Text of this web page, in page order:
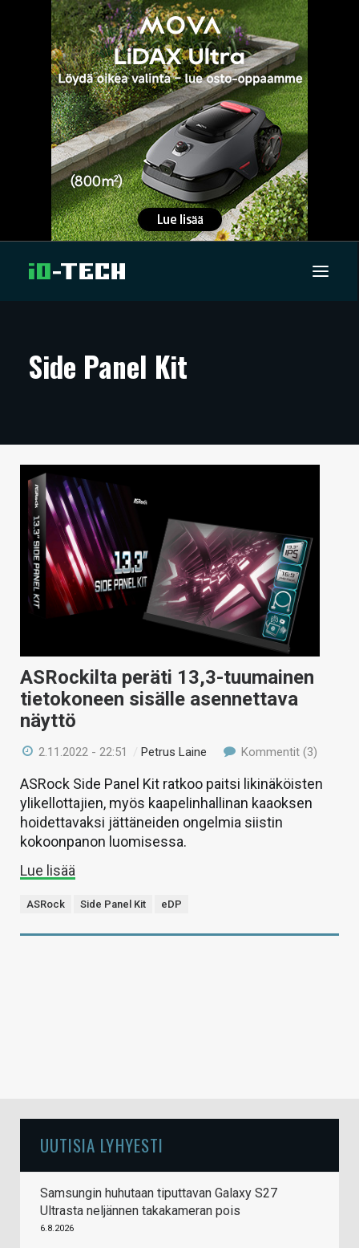
ARTIKKELIT
TECHBBS
TIETOA
HINTA.FI
KAUPPA
VAIHDA TEEMA
Side Panel Kit
ASRockilta peräti 13,3-tuumainen
tietokoneen sisälle asennettava
näyttö
2.11.2022 - 22:51 / Petrus Laine Kommentit (3)
ASRock Side Panel Kit ratkoo paitsi likinäköisten
ylikellottajien, myös kaapelinhallinan kaaoksen
hoidettavaksi jättäneiden ongelmia siistin
kokoonpanon luomisessa.
Lue lisää
ASRock Side Panel Kit eDP
UUTISIA LYHYESTI
Samsungin huhutaan tiputtavan Galaxy S27
Ultrasta neljännen takakameran pois
6.8.2026